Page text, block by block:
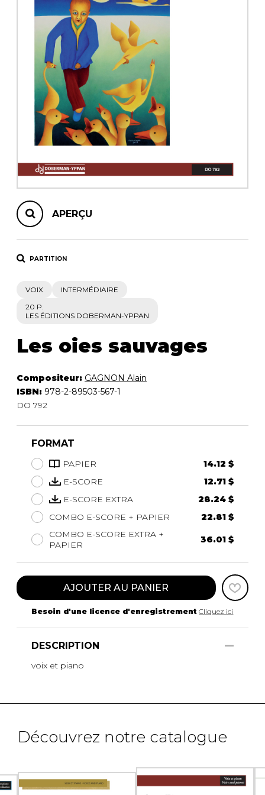
AUTRES PRODUITS
APERÇU
PARTITION
VOIX
INTERMÉDIAIRE
20 P.
LES ÉDITIONS DOBERMAN-YPPAN
Les oies sauvages
Compositeur: GAGNON Alain
ISBN: 978-2-89503-567-1
DO 792
FORMAT
PAPIER
14.12 $
E-SCORE
12.71 $
E-SCORE EXTRA
28.24 $
COMBO E-SCORE + PAPIER
22.81 $
COMBO E-SCORE EXTRA +
PAPIER
36.01 $
AJOUTER AU PANIER
Besoin d'une licence d'enregistrement Cliquez ici
DESCRIPTION
voix et piano
Découvrez notre catalogue